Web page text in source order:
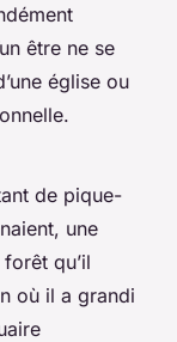
être ne se
église ou
de pique-
une
qu’il
où il a grandi